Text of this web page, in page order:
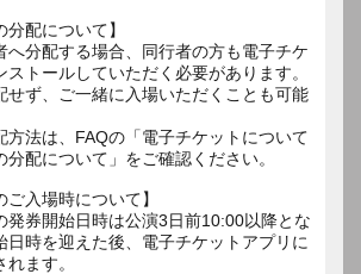
分配について】
へ分配する場合、同行者の方も電子チケ
ストールしていただく必要があります。
ず、ご一緒に入場いただくことも可能
法は、FAQの「電子チケットについて
分配について」をご確認ください。
ご入場時について】
券開始日時は公演3日前10:00以降とな
日時を迎えた後、電子チケットアプリに
ます。